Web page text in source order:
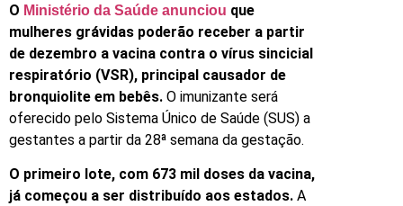
O Ministério da Saúde anunciou que
mulheres grávidas poderão receber a partir
de dezembro a vacina contra o vírus sincicial
respiratório (VSR), principal causador de
bronquiolite em bebês. O imunizante será
oferecido pelo Sistema Único de Saúde (SUS) a
gestantes a partir da 28ª semana da gestação.
O primeiro lote, com 673 mil doses da vacina,
já começou a ser distribuído aos estados. A